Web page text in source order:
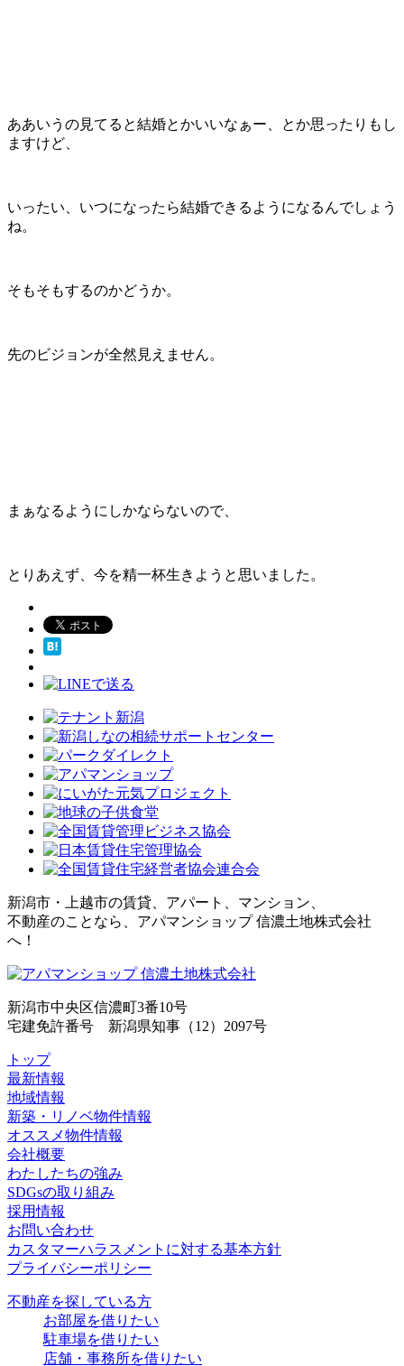
ああいうの見てると結婚とかいいなぁー、とか思ったりもし
ますけど、
いったい、いつになったら結婚できるようになるんでしょう
ね。
そもそもするのかどうか。
先のビジョンが全然見えません。
まぁなるようにしかならないので、
とりあえず、今を精一杯生きようと思いました。
新潟市・上越市の賃貸、アパート、マンション、
不動産のことなら、アパマンショップ 信濃土地株式会社
へ！
新潟市中央区信濃町3番10号
宅建免許番号 新潟県知事（12）2097号
トップ
最新情報
地域情報
新築・リノベ物件情報
オススメ物件情報
会社概要
わたしたちの強み
SDGsの取り組み
採用情報
お問い合わせ
カスタマーハラスメントに対する基本方針
プライバシーポリシー
不動産を探している方
お部屋を借りたい
駐車場を借りたい
店舗・事務所を借りたい